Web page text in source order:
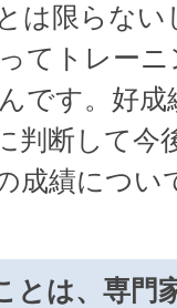
は限らな
てトレー
です。好
判断して今
成績につ
とは、専門